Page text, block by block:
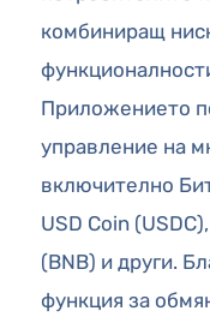
комбиниращ
Приложението
управление на
включително
USD Coin
(BNB) и други.
функция за